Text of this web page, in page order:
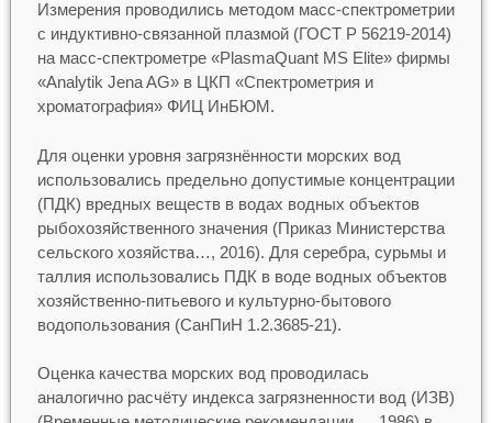
Измерения проводились методом масс-спектрометрии
с индуктивно-связанной плазмой (ГОСТ Р 56219-2014)
на масс-спектрометре «PlasmaQuant MS Elite» фирмы
«Analytik Jena AG» в ЦКП «Спектрометрия и
хроматография» ФИЦ ИнБЮМ.
Для оценки уровня загрязнённости морских вод
использовались предельно допустимые концентрации
(ПДК) вредных веществ в водах водных объектов
рыбохозяйственного значения (Приказ Министерства
сельского хозяйства…, 2016). Для серебра, сурьмы и
таллия использовались ПДК в воде водных объектов
хозяйственно-питьевого и культурно-бытового
водопользования (СанПиН 1.2.3685-21).
Оценка качества морских вод проводилась
аналогично расчёту индекса загрязненности вод (ИЗВ)